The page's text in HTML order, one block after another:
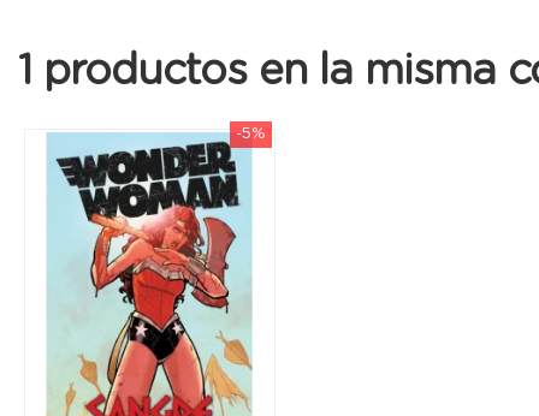
1 productos en la misma
-5%